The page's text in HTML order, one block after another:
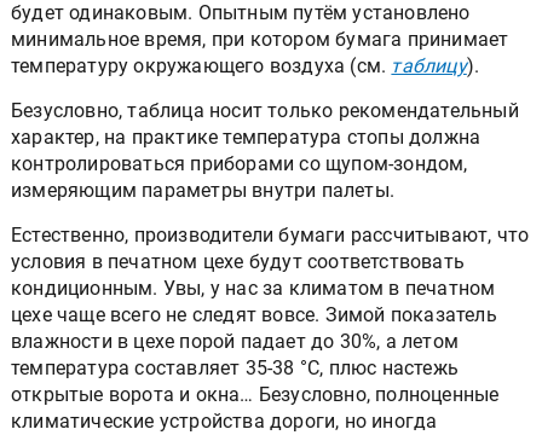
будет одинаковым. Опытным путём установлено
минимальное время, при котором бумага принимает
температуру окружающего воздуха (см. таблицу).
Безусловно, таблица носит только рекомендательный
характер, на практике температура стопы должна
контролироваться приборами со щупом-зондом,
измеряющим параметры внутри палеты.
Естественно, производители бумаги рассчитывают, что
условия в печатном цехе будут соответствовать
кондиционным. Увы, у нас за климатом в печатном
цехе чаще всего не следят вовсе. Зимой показатель
влажности в цехе порой падает до 30%, а летом
температура составляет 35-38 °С, плюс настежь
открытые ворота и окна… Безусловно, полноценные
климатические устройства дороги, но иногда